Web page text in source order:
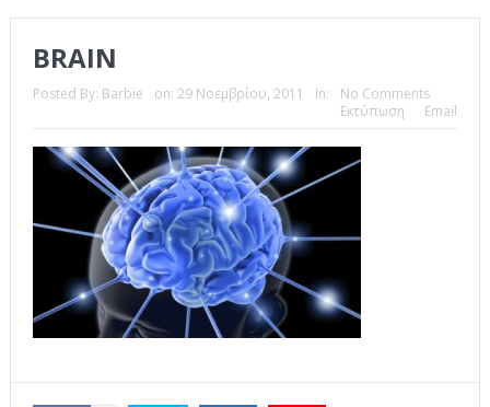
Η Φροντίδα Έχει Πολλές Μορφές: Κι Όλες Σε Αφορούν
Τρία Βήματα Μπροστά για Σένα και την Επιχείρησή σου
Όψεις και Απόψεις
Αξίζει άραγε?
BRAIN
Posted By: Barbie on: 29 Νοεμβρίου, 2011 In:
No Comments
Εκτύπωση
Email